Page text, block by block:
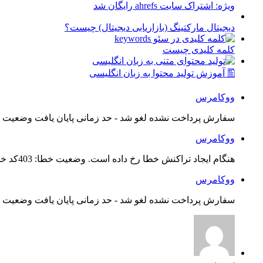
ویژه: اشتراک سایت ahrefs رایگان شد
دیجیتال مارکتینگ (بازاریابی دیجیتال) چیست؟
کلمه کلیدی چیست
🖺 آموزش تولید محتوا به زبان انگلیسی
ووکامرس
سفارش پرداخت نشده لغو شد - حد زمانی پایان یافت
ووکامرس
هنگام ایجاد تراکنش خطا رخ داده است. وضعیت خطا: 403کد خطا: 21...
ووکامرس
سفارش پرداخت نشده لغو شد - حد زمانی پایان یافت